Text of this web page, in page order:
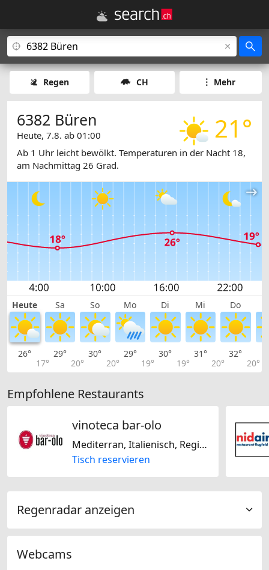
Regen CH Mehr
21°
6382 Büren
Heute, 7.8. ab 01:00
Ab 1 Uhr leicht bewölkt. Temperaturen in der Nacht 18,
am Nachmittag 26 Grad.
Heute Sa So Mo Di Mi Do
26°
17°
29°
20°
30°
20°
29°
19°
30°
19°
31°
20°
32°
20°
Empfohlene Restaurants
vinoteca bar-olo
Mediterran, Italienisch, Regional, Schweizerisch
Tisch reservieren
Regenradar anzeigen
Webcams